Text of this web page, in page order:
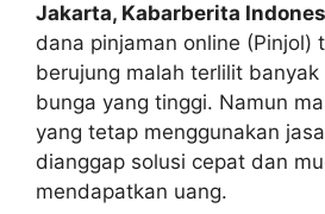
Jakarta, Kabarberita
dana pinjaman online (Pinjol)
berujung malah terlilit banyak
bunga yang tinggi. Namun
yang tetap menggunakan
dianggap solusi cepat dan
mendapatkan uang.